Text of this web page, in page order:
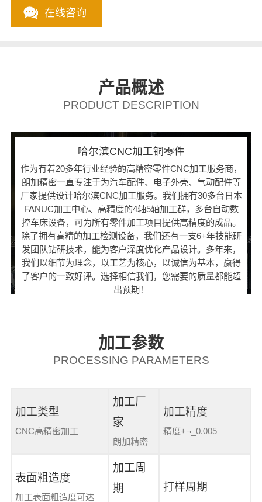
在线咨询
产品概述
PRODUCT DESCRIPTION
哈尔滨CNC加工铜零件
作为有着20多年行业经验的高精密零件CNC加工服务商，
朗加精密一直专注于为汽车配件、电子外壳、气动配件等
厂家提供设计哈尔滨CNC加工服务。我们拥有30多台日本
FANUC加工中心、高精度的4轴5轴加工群，多台自动数
控车床设备，可为所有零件加工项目提供高精度的成品。
除了拥有高精的加工检测设备，我们还有一支6+年技能研
发团队钻研技术，能为客户深度优化产品设计。多年来，
我们以细节为理念，以工艺为核心，以诚信为基本，赢得
了客户的一致好评。选择相信我们，您需要的质量都能超
出预期！
加工参数
PROCESSING PARAMETERS
加工类型
CNC高精密加工
加工厂
家
朗加精密
加工精度
精度+¬_0.005
表面粗造度
加工表面粗造度可达
加工周
期
打样周期